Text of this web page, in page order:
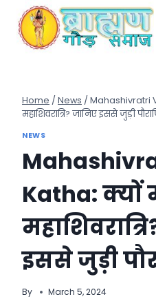
content
Home / News / Mahashivratri
महाशिवरात्रि? जानिए इससे जुड़ी
NEWS
Katha: क्यों
इससे जुड़ी
By March 5, 2024